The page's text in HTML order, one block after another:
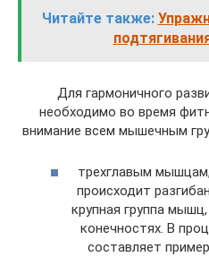
Читайте также:
Для гармоничного
необходимо во время
внимание всем мышечным
трехглавым
происходит
крупная группа
конечностях. В
составляет